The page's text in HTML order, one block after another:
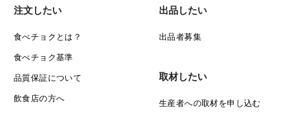
注文したい
食べチョクとは？
食べチョク基準
品質保証について
飲食店の方へ
出品したい
出品者募集
取材したい
生産者への取材を申し込む